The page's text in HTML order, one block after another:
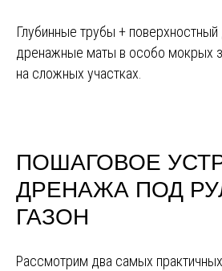
Глубинные трубы +
дренажные маты в особо мокрых
на сложных участках.
ПОШАГОВОЕ
ДРЕНАЖА ПОД
ГАЗОН
Рассмотрим два самых практичных